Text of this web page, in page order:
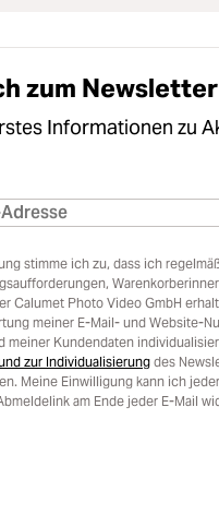
zum
Informationen zu
stimme ich zu, dass ich
Calumet Photo Video GmbH
meiner E-Mail- und Website-
meiner Kundendaten
zur Individualisierung des
Meine Einwilligung kann ich
am Ende jeder E-Mail